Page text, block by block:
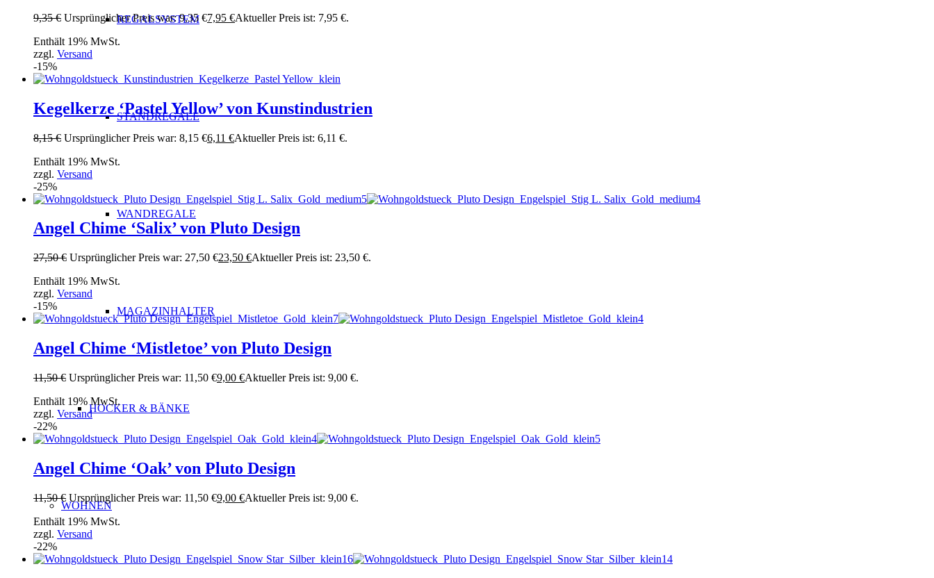
REGALSYSTEM
STANDREGALE
WANDREGALE
MAGAZINHALTER
HOCKER & BÄNKE
WOHNEN
9,35€ Ursprünglicher Preis war: 9,35 €7,95 €Aktueller Preis ist: 7,95 €.
Enthält 19% MwSt.
zzgl. Versand
-15%
Kegelkerze ‘Pastel Yellow’ von Kunstindustrien
8,15€ Ursprünglicher Preis war: 8,15 €6,11 €Aktueller Preis ist: 6,11 €.
Enthält 19% MwSt.
zzgl. Versand
-25%
Angel Chime ‘Salix’ von Pluto Design
27,50€ Ursprünglicher Preis war: 27,50 €23,50 €Aktueller Preis ist: 23,50 €.
Enthält 19% MwSt.
zzgl. Versand
-15%
Angel Chime ‘Mistletoe’ von Pluto Design
11,50€ Ursprünglicher Preis war: 11,50 €9,00 €Aktueller Preis ist: 9,00 €.
Enthält 19% MwSt.
zzgl. Versand
-22%
Angel Chime ‘Oak’ von Pluto Design
11,50€ Ursprünglicher Preis war: 11,50 €9,00 €Aktueller Preis ist: 9,00 €.
Enthält 19% MwSt.
zzgl. Versand
-22%